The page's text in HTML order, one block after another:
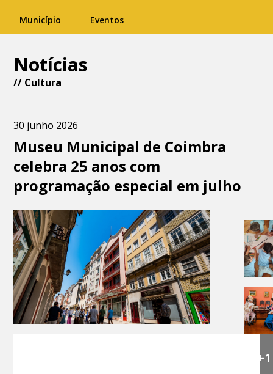
Município Eventos
Notícias
// Cultura
30 junho 2026
Museu Municipal de Coimbra
celebra 25 anos com
programação especial em julho
+1